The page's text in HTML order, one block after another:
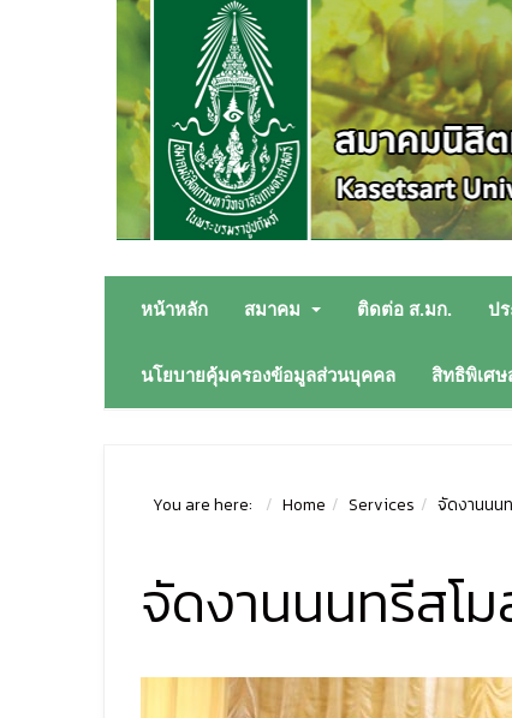
หน้าหลัก สมาคม ติดต่อ ส.มก. ป
นโยบายคุ้มครองข้อมูลส่วนบุคคล สิทธิพิเศ
You are here: Home Services จัดงานนน
จัดงานนนทรีสโ